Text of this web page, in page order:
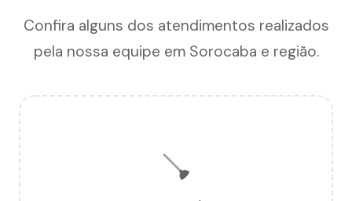
Confira alguns dos atendimentos realizados
pela nossa equipe em Sorocaba e região.
🪠